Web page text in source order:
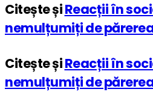
Citește șiReacții în
nemulțumiți de
Citește șiReacții în
nemulțumiți de